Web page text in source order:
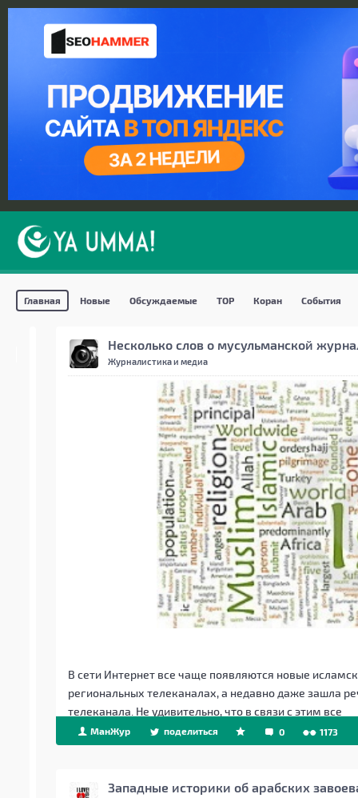
Главная Новые Обсуждаемые TOP Коран События
Несколько слов о мусульманской
Журналистика и медиа
В сети Интернет все чаще появляются новые
региональных телеканалах, а недавно даже зашла
телеканала. Не удивительно, что в связи с этим все
МанЖур поделиться 0 1173
Западные историки об арабских